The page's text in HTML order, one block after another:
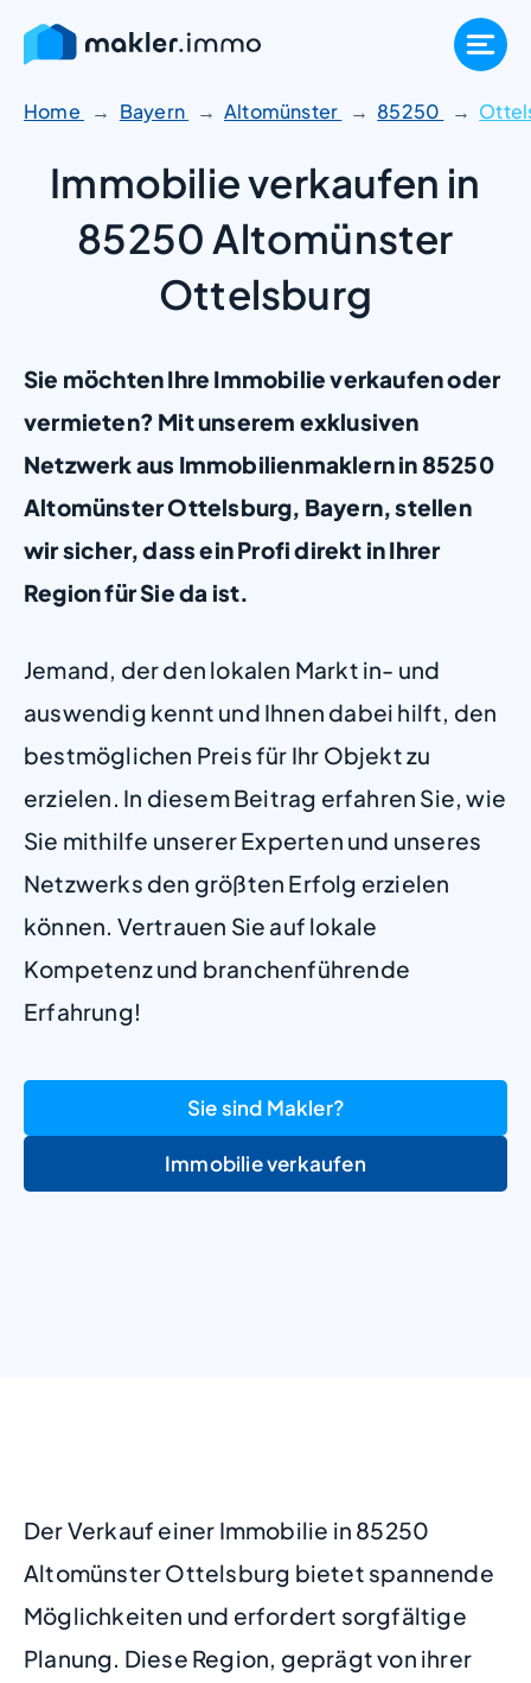
Zum
Inhalt
springen
Home Bayern Altomünster 85250
Immobilie verkaufen in
85250 Altomünster
Ottelsburg
Sie möchten Ihre Immobilie verkaufen oder
vermieten? Mit unserem exklusiven
Netzwerk aus Immobilienmaklern in 85250
Altomünster Ottelsburg, Bayern, stellen
wir sicher, dass ein Profi direkt in Ihrer
Region für Sie da ist.
Jemand, der den lokalen Markt in- und
auswendig kennt und Ihnen dabei hilft, den
bestmöglichen Preis für Ihr Objekt zu
erzielen. In diesem Beitrag erfahren Sie, wie
Sie mithilfe unserer Experten und unseres
Netzwerks den größten Erfolg erzielen
können. Vertrauen Sie auf lokale
Kompetenz und branchenführende
Erfahrung!
Sie sind Makler?
Immobilie verkaufen
Der Verkauf einer Immobilie in 85250
Altomünster Ottelsburg bietet spannende
Möglichkeiten und erfordert sorgfältige
Planung. Diese Region, geprägt von ihrer